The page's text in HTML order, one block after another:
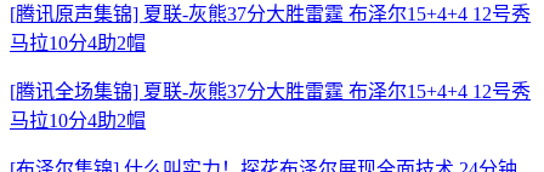
[腾讯原声集锦] 夏联-灰熊37分大胜雷霆 布泽尔15+4+4 12号秀
马拉10分4助2帽
[腾讯全场集锦] 夏联-灰熊37分大胜雷霆 布泽尔15+4+4 12号秀
马拉10分4助2帽